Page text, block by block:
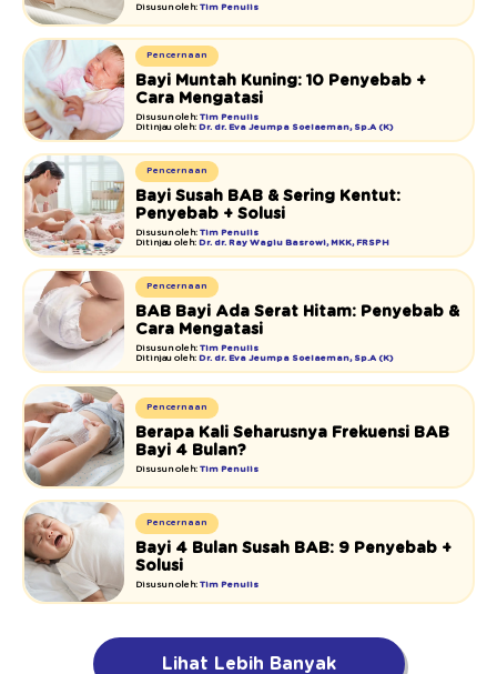
Disusun oleh: Tim Penulis
Pencernaan
Bayi Muntah Kuning: 10 Penyebab +
Cara Mengatasi
Disusun oleh: Tim Penulis
Ditinjau oleh: Dr. dr. Eva Jeumpa Soelaeman, Sp.A (K)
Pencernaan
Bayi Susah BAB & Sering Kentut:
Penyebab + Solusi
Disusun oleh: Tim Penulis
Ditinjau oleh: Dr. dr. Ray Wagiu Basrowi, MKK, FRSPH
Pencernaan
BAB Bayi Ada Serat Hitam: Penyebab &
Cara Mengatasi
Disusun oleh: Tim Penulis
Ditinjau oleh: Dr. dr. Eva Jeumpa Soelaeman, Sp.A (K)
Pencernaan
Berapa Kali Seharusnya Frekuensi BAB
Bayi 4 Bulan?
Disusun oleh: Tim Penulis
Pencernaan
Bayi 4 Bulan Susah BAB: 9 Penyebab +
Solusi
Disusun oleh: Tim Penulis
Lihat Lebih Banyak